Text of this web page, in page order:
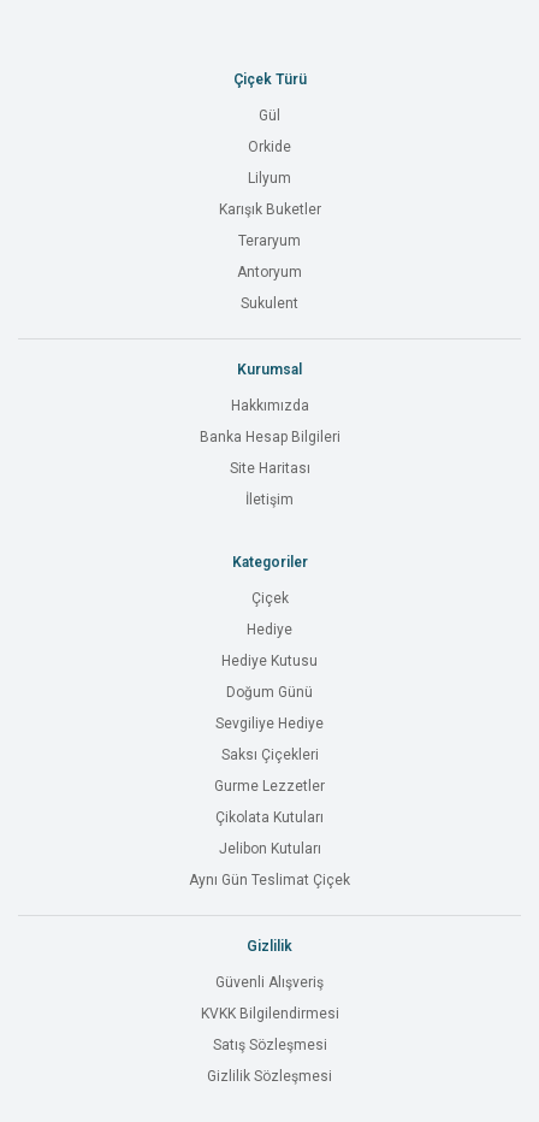
Çiçek Türü
Gül
Orkide
Lilyum
Karışık Buketler
Teraryum
Antoryum
Sukulent
Kurumsal
Hakkımızda
Banka Hesap Bilgileri
Site Haritası
İletişim
Kategoriler
Çiçek
Hediye
Hediye Kutusu
Doğum Günü
Sevgiliye Hediye
Saksı Çiçekleri
Gurme Lezzetler
Çikolata Kutuları
Jelibon Kutuları
Aynı Gün Teslimat Çiçek
Gizlilik
Güvenli Alışveriş
KVKK Bilgilendirmesi
Satış Sözleşmesi
Gizlilik Sözleşmesi